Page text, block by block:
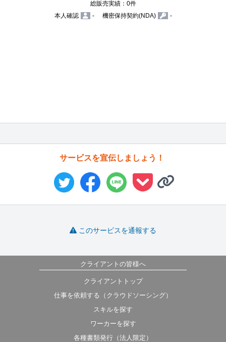
総販売実績：0件
本人確認
- 機密保持契約(NDA) -
サービスを宣伝しましょう！
このサービスを通報する
クライアントの皆様へ
クライアントトップ
仕事を依頼する（クラウドソーシング）
スキルを探す
ワーカーを探す
各種書類発行（法人限定）